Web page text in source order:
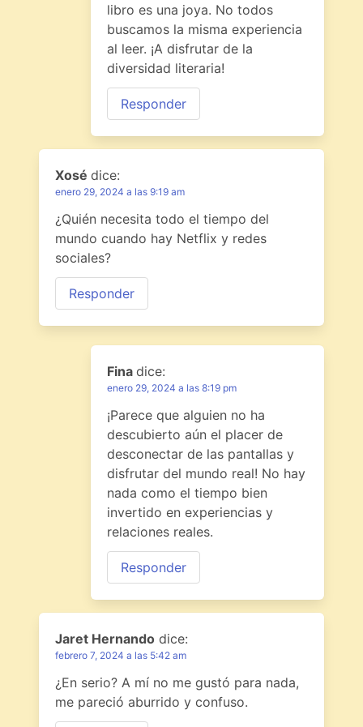
libro es una joya. No todos
buscamos la misma experiencia
al leer. ¡A disfrutar de la
diversidad literaria!
Responder
Xosé dice:
enero 29, 2024 a las 9:19 am
¿Quién necesita todo el tiempo del
mundo cuando hay Netflix y redes
sociales?
Responder
Fina dice:
enero 29, 2024 a las 8:19 pm
¡Parece que alguien no ha
descubierto aún el placer de
desconectar de las pantallas y
disfrutar del mundo real! No hay
nada como el tiempo bien
invertido en experiencias y
relaciones reales.
Responder
Jaret Hernando dice:
febrero 7, 2024 a las 5:42 am
¿En serio? A mí no me gustó para nada,
me pareció aburrido y confuso.